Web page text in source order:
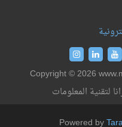
Copyright © 2026
لتقنية المعلومات
Powered by